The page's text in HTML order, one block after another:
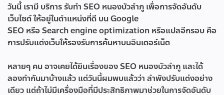
วันนี้ เรามี บริการรับทำ SEO หนองบัวลำภู เพื่อการจัดอันดับ
เว็บไซต์ ให้อยู่ในตำแหน่งที่ดี บน Google
SEO หรือ Search engine optimization หรือแปลอีกรอบ คือ
การปรับแต่งเว็บให้รองรับการค้นหาบนอินเตอร์เน็ต
หลายๆ คน อาจเคยได้ยินเรื่องของ SEO หนองบัวลำภู และได้
ลองทำกันมาบ้างแล้ว แต่วันนี้ผมพบแล้วว่า ลำพังปรับแต่งอย่าง
เดียว แต่ถ้าไม่มีเครื่องมือที่มีประสิทธิภาพมาช่วยในการจัดอันดับ